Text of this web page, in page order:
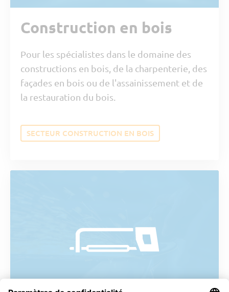
Construction en bois
Pour les spécialistes dans le domaine des
constructions en bois, de la charpenterie, des
façades en bois ou de l'assainissement et de
la restauration du bois.
SECTEUR CONSTRUCTION EN BOIS